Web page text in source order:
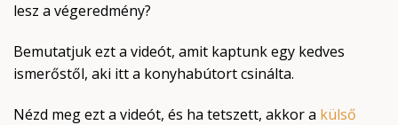
lesz a végeredmény?
Bemutatjuk ezt a videót, amit kaptunk egy kedves
ismerőstől, aki itt a konyhabútort csinálta.
Nézd meg ezt a videót, és ha tetszett, akkor a külső